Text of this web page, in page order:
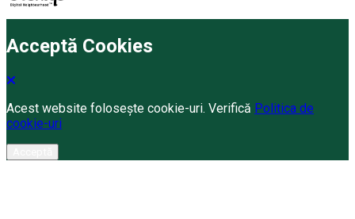
Acceptă Cookies
Acest website folosește cookie-uri. Verifică Politica de
cookie-uri